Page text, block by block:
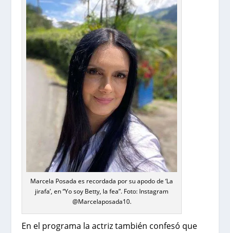
Marcela Posada es recordada por su apodo de ‘La
jirafa’, en “Yo soy Betty, la fea”. Foto: Instagram
@Marcelaposada10.
En el programa la actriz también confesó que